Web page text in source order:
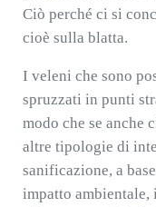
Ciò perché ci si
cioè sulla blatta.
I veleni che sono
spruzzati in punti
modo che se anche
altre tipologie di
sanificazione, a
impatto ambientale,